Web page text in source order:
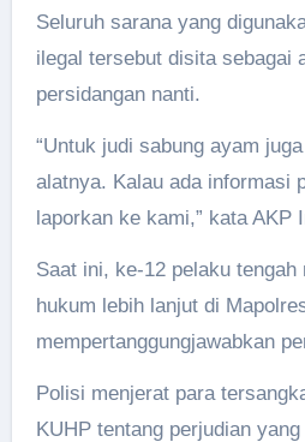
Seluruh sarana yang
ilegal tersebut disita sebagai
persidangan nanti.
“Untuk judi sabung ayam
alatnya. Kalau ada informasi
laporkan ke kami,” kata AKP
Saat ini, ke-12 pelaku tengah
hukum lebih lanjut di
mempertanggungjawabkan
Polisi menjerat para
KUHP tentang perjudian